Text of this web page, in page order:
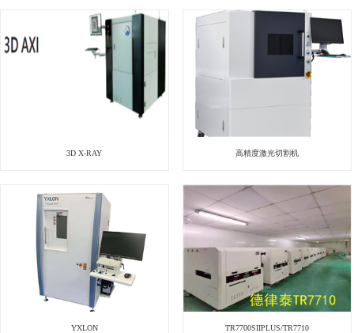
3D X-RAY 高精度激光切割机
YXLON TR7700SIIPLUS/TR7710